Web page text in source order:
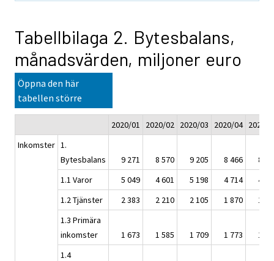
Tabellbilaga 2. Bytesbalans,
månadsvärden, miljoner euro
Öppna den här
tabellen större
2020/01 2020/02 2020/03 2020/04 2020/
Inkomster 1.
Bytesbalans
9 271 8 570 9 205 8 466
8
1.1 Varor
5 049 4 601 5 198 4 714
4
1.2 Tjänster
2 383 2 210 2 105 1 870
1
1.3 Primära
inkomster
1 673 1 585 1 709 1 773
1
1.4